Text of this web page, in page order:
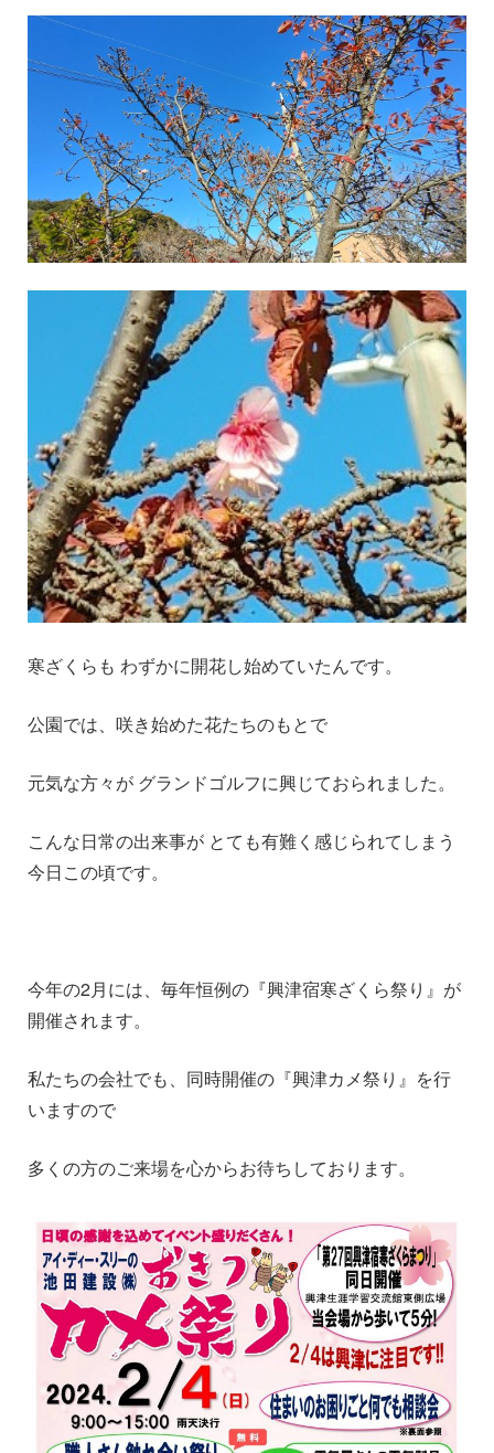
寒ざくらも わずかに開花し始めていたんです。
公園では、咲き始めた花たちのもとで
元気な方々が グランドゴルフに興じておられました。
こんな日常の出来事が とても有難く感じられてしまう
今日この頃です。
今年の2月には、毎年恒例の『興津宿寒ざくら祭り』が
開催されます。
私たちの会社でも、同時開催の『興津カメ祭り』を行
いますので
多くの方のご来場を心からお待ちしております。